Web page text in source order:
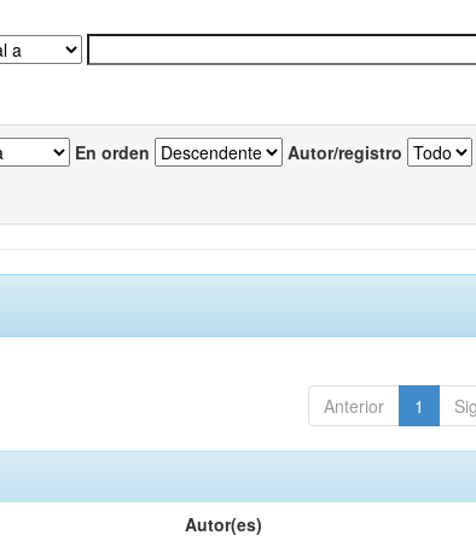
En orden Autor/registro
Anterior 1
Autor(es)